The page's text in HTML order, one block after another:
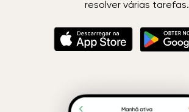
resolver várias tarefas.